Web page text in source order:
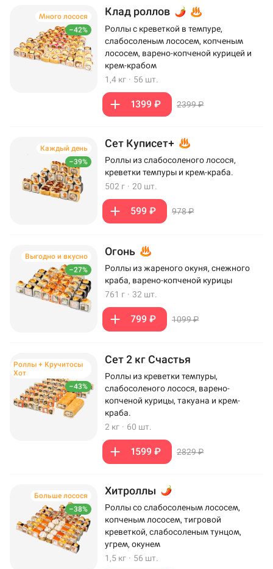
–42%
Много лосося Клад роллов
Роллы с креветкой в темпуре,
слабосоленым лососем, копченым
лососем, варено-копченой курицей и
крем-крабом
1,4 кг · 56 шт.
1399 ₽ 2399 ₽
–39%
Каждый день Сет Куписет+
Роллы из слабосоленого лосося,
креветки темпуры и крем-краба.
502 г · 20 шт.
599 ₽ 978 ₽
–27%
Выгодно и вкусно Огонь
Роллы из жареного окуня, снежного
краба, варено-копченой курицы
761 г · 32 шт.
799 ₽ 1099 ₽
–43%
Роллы + Кручитосы
Хот
Сет 2 кг Счастья
Роллы из креветки темпуры,
слабосоленого лосося, варено-
копченой курицы, такуана и крем-
краба.
2 кг · 60 шт.
1599 ₽ 2829 ₽
–38%
Больше лосося Хитроллы
Роллы со слабосоленым лососем,
копченым лососем, тигровой
креветкой, слабосоленым тунцом,
угрем, окунем
1,5 кг · 56 шт.